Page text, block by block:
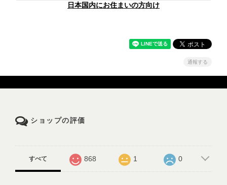
日本国内にお住まいの方向け
通報する
ショップの評価
すべて 868 1 0